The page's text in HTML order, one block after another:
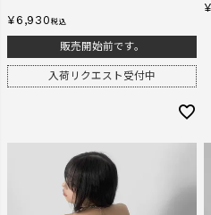
¥ 6,930 税込
販売開始前です。
入荷リクエスト受付中
¥